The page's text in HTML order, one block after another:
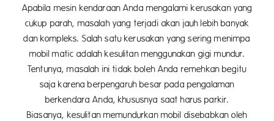
Apabila mesin kendaraan Anda mengalami kerusakan yang
cukup parah, masalah yang terjadi akan jauh lebih banyak
dan kompleks. Salah satu kerusakan yang sering menimpa
mobil matic adalah kesulitan menggunakan gigi mundur.
Tentunya, masalah ini tidak boleh Anda remehkan begitu
saja karena berpengaruh besar pada pengalaman
berkendara Anda, khususnya saat harus parkir.
Biasanya, kesulitan memundurkan mobil disebabkan oleh